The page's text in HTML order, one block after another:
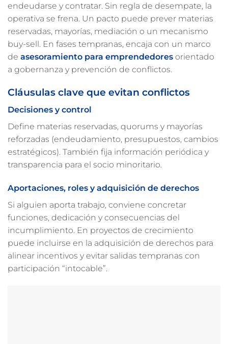
endeudarse y contratar. Sin regla de desempate, la
operativa se frena. Un pacto puede prever materias
reservadas, mayorías, mediación o un mecanismo
buy-sell. En fases tempranas, encaja con un marco
de asesoramiento para emprendedores orientado
a gobernanza y prevención de conflictos.
Cláusulas clave que evitan conflictos
Decisiones y control
Define materias reservadas, quorums y mayorías
reforzadas (endeudamiento, presupuestos, cambios
estratégicos). También fija información periódica y
transparencia para el socio minoritario.
Aportaciones, roles y adquisición de derechos
Si alguien aporta trabajo, conviene concretar
funciones, dedicación y consecuencias del
incumplimiento. En proyectos de crecimiento
puede incluirse en la adquisición de derechos para
alinear incentivos y evitar salidas tempranas con
participación “intocable”.